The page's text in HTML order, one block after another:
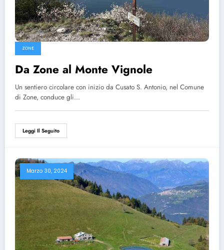
ZONE
Da Zone al Monte Vignole
Un sentiero circolare con inizio da Cusato S. Antonio, nel Comune
di Zone, conduce gli…
Leggi Il Seguito
Marzo 30, 2024